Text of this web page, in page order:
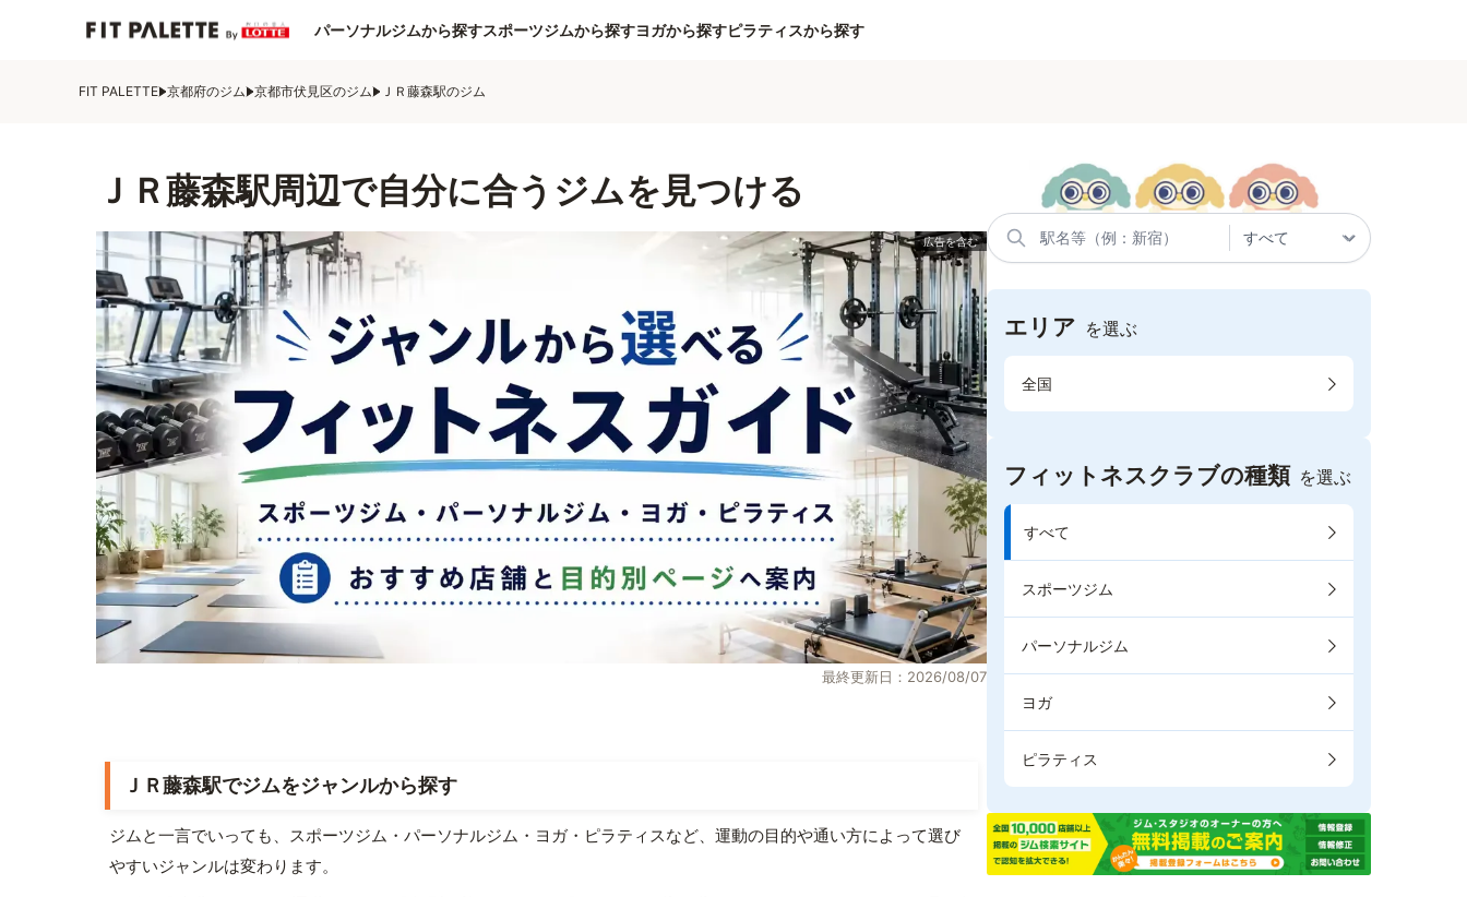
パーソナルジムから探すスポーツジムから探すヨガから探すピラティスから探す
FIT PALETTE 京都府のジム 京都市伏見区のジム ＪＲ藤森駅のジム
ＪＲ藤森駅周辺で自分に合うジムを見つける
最終更新日：2026/08/07
ＪＲ藤森駅でジムをジャンルから探す
ジムと一言でいっても、スポーツジム・パーソナルジム・ヨガ・ピラティスなど、運動の目的や通い方によって選び
やすいジャンルは変わります。
エリア を選ぶ
全国
フィットネスクラブの種類 を選ぶ
すべて
スポーツジム
パーソナルジム
ヨガ
ピラティス